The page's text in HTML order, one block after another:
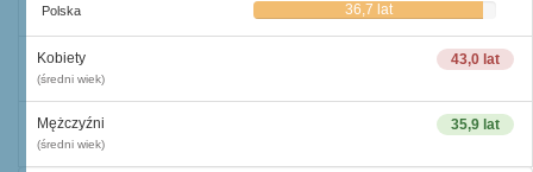
Polska 36,7 lat
43,0 lat
Kobiety
(średni wiek)
35,9 lat
Mężczyźni
(średni wiek)